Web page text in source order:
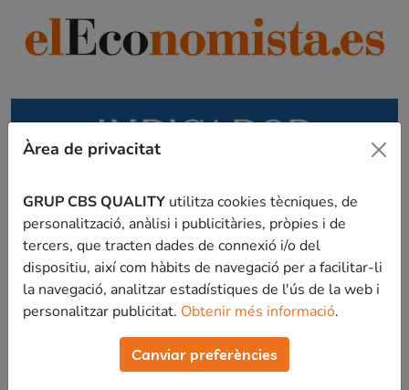
Àrea de privacitat
GRUP CBS QUALITY utilitza cookies tècniques, de
personalització, anàlisi i publicitàries, pròpies i de
tercers, que tracten dades de connexió i/o del
dispositiu, així com hàbits de navegació per a facilitar-li
la navegació, analitzar estadístiques de l'ús de la web i
personalitzar publicitat. Obtenir més informació.
Canviar preferències